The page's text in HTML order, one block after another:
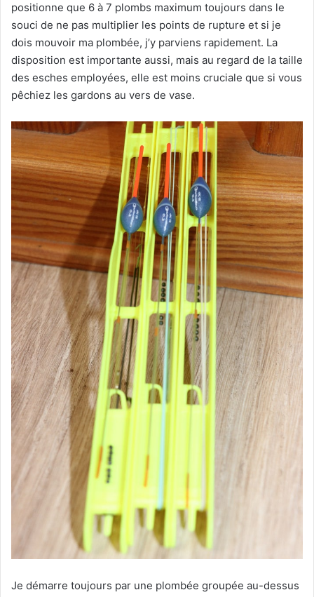
positionne que 6 à 7 plombs maximum toujours dans le
souci de ne pas multiplier les points de rupture et si je
dois mouvoir ma plombée, j’y parviens rapidement. La
disposition est importante aussi, mais au regard de la taille
des esches employées, elle est moins cruciale que si vous
pêchiez les gardons au vers de vase.
Je démarre toujours par une plombée groupée au-dessus